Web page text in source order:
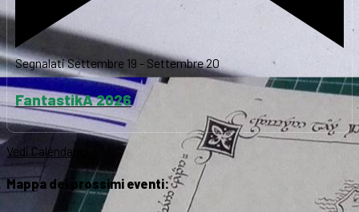
SegnalatiSettembre 19 - Settembre 20
FantastikA 2026
Vedi Calendario
Mappa dei prossimi eventi: